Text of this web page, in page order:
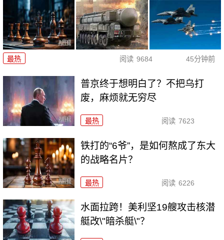
最热 阅读 9684 45分钟前
普京终于想明白了？不把乌打
废，麻烦就无穷尽
最热 阅读 7623
铁打的“6爷”，是如何熬成了东大
的战略名片？
最热 阅读 6226
水面拉跨！美利坚19艘攻击核潜
艇改\"暗杀艇\"？